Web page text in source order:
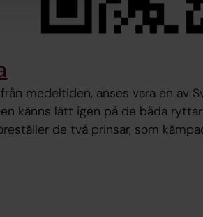
medeltiden, anses vara en av
känns lätt igen på de båda
de två prinsar, som